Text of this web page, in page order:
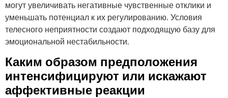
могут увеличивать негативные чувственные отклики и
уменьшать потенциал к их регулированию. Условия
телесного неприятности создают подходящую базу для
эмоциональной нестабильности.
Каким образом предположения
интенсифицируют или искажают
аффективные реакции